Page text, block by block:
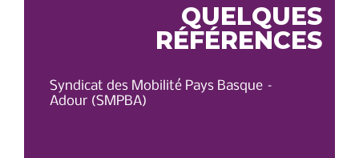
QUELQUES
RÉFÉRENCES
Syndicat des Mobilité Pays Basque –
Adour (SMPBA)